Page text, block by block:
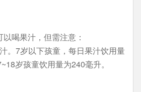
喝果汁，但需注意：
。7岁以下孩童，每日果汁饮用量
岁孩童饮用量为240毫升。